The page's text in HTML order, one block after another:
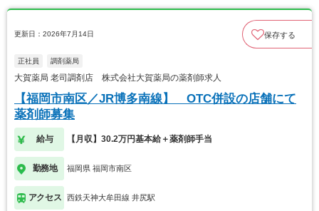
更新日：2026年7月14日 保存する
正社員 調剤薬局
大賀薬局 老司調剤店 株式会社大賀薬局の薬剤師求人
【福岡市南区／JR博多南線】 OTC併設の店舗にて
薬剤師募集
給与 【月収】30.2万円基本給＋薬剤師手当
勤務地 福岡県 福岡市南区
アクセス 西鉄天神大牟田線 井尻駅